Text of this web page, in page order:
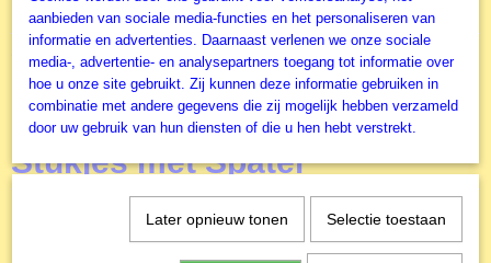
Specificaties
Productcode
IG80020
EAN code
3663384800207
Jig & Puz
Omschrijving
Puzzellijm voor 4 x 1000
Stukjes met Spatel
aanbieden van sociale media-functies en het personaliseren van
informatie en advertenties. Daarnaast verlenen we onze sociale
media-, advertentie- en analysepartners toegang tot informatie over
hoe u onze site gebruikt. Zij kunnen deze informatie gebruiken in
combinatie met andere gegevens die zij mogelijk hebben verzameld
door uw gebruik van hun diensten of die u hen hebt verstrekt.
Later opnieuw tonen Selectie toestaan